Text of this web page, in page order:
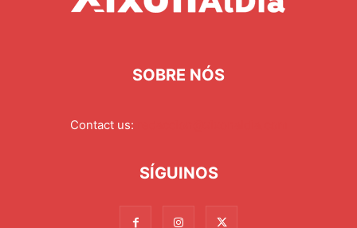
SOBRE NÓS
Contact us:
SÍGUINOS